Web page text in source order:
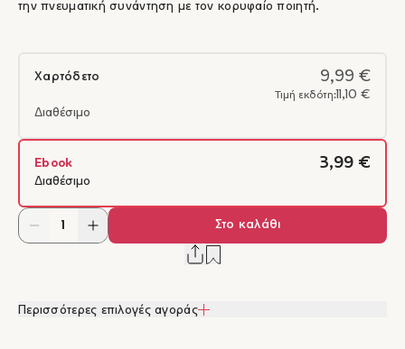
την πνευματική συνάντηση με τον κορυφαίο ποιητή.
Χαρτόδετο 9,99 €
Τιμή εκδότη: 11,10 €
Διαθέσιμο
Ebook 3,99 €
Διαθέσιμο
Στο καλάθι
Περισσότερες επιλογές αγοράς